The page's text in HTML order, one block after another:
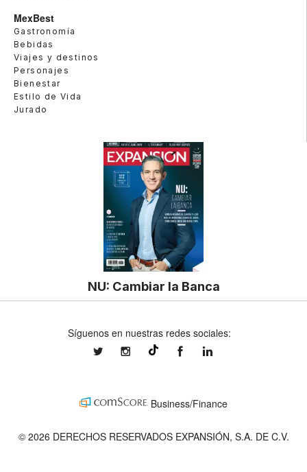
MexBest
Gastronomía
Bebidas
Viajes y destinos
Personajes
Bienestar
Estilo de Vida
Jurado
NU: Cambiar la Banca
Síguenos en nuestras redes sociales:
expansionmxexpansionmx ExpansionMex
Business/Finance
© 2026 DERECHOS RESERVADOS EXPANSIÓN, S.A. DE C.V.